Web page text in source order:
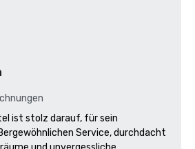
ist stolz darauf, für sein
Service, durchdacht